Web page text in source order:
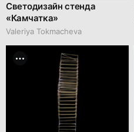
Светодизайн стенда
«Камчатка»
Valeriya Tokmacheva